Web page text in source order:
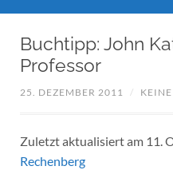
Buchtipp: John
Professor
25. DEZEMBER 2011 /
Zuletzt aktualisiert am 11.
Rechenberg